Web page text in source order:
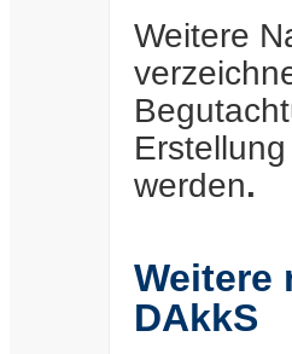
Weitere
werden.
Weitere
DAkkS